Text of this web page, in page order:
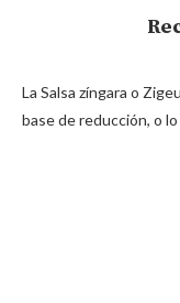
La Salsa zíngara o
base de reducción, o